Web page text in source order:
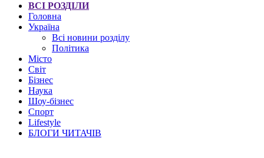
ВСІ РОЗДІЛИ
Головна
Україна
Всі новини розділу
Політика
Місто
Світ
Бізнес
Наука
Шоу-бізнес
Спорт
Lifestyle
БЛОГИ ЧИТАЧІВ